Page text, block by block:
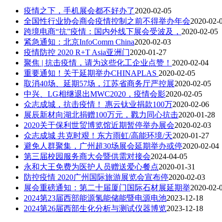
疫情之下，手机展会都不好办了2020-02-05
全国性行业协会商会疫情控制之前不得举办年会2020-02-
跨境电商“抗”疫情：国内外线下展会受波及， 2020-02-05
紧急通知：北京InfoComm China2020-02-03
疫情防控 2020 R+T Asia亚洲门2020-01-27
聚焦 | 抗击疫情，请为这些化工企业点赞！ 2020-02-04
重要通知！关于延期举办CHINAPLAS 2020-02-05
取消40场、延期57场，江苏省商务厅严控展2020-02-05
中兴、LG相继退出MWC2020，疫情会影2020-02-05
众志成城，抗击疫情！ 惠云钛业捐款100万2020-02-06
展辰新材向湖北捐赠100万元，戮力同心抗击2020-01-28
2020关于保利世贸博览馆近期暂停举办展会2020-02-03
众志成城 共克时艰！东方雨虹/高能环境/天2020-01-27
避免人群聚集，广州超30场展会延期举办或停2020-02-04
第三届校园服务商大会暨供需对接会2024-04-05
永和大王免费为医护人员赠送爱心餐点2020-01-31
防控疫情 2020广州国际旅游展览会宣布停2020-02-03
展会重磅通知：第二十届厦门国际石材展延期举2020-02-
2024第23届西部能源氢能储能暨电源电池2023-12-18
2024第26届西部生化分析与测试仪器博览2023-12-18